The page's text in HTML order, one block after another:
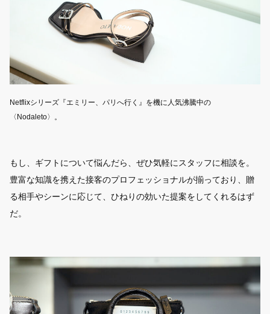
Netflixシリーズ『エミリー、パリへ行く』を機に人気沸騰中の
〈Nodaleto〉。
もし、ギフトについて悩んだら、ぜひ気軽にスタッフに相談を。
豊富な知識を携えた接客のプロフェッショナルが揃っており、贈
る相手やシーンに応じて、ひねりの効いた提案をしてくれるはず
だ。